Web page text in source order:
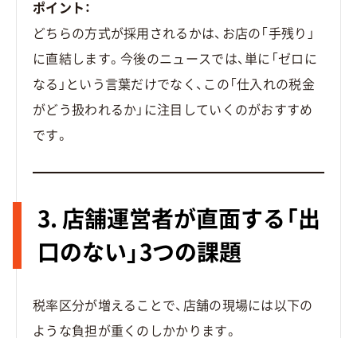
ポイント：
どちらの方式が採用されるかは、お店の「手残り」
に直結します。今後のニュースでは、単に「ゼロに
なる」という言葉だけでなく、この「仕入れの税金
がどう扱われるか」に注目していくのがおすすめ
です。
3. 店舗運営者が直面する「出
口のない」3つの課題
税率区分が増えることで、店舗の現場には以下の
ような負担が重くのしかかります。